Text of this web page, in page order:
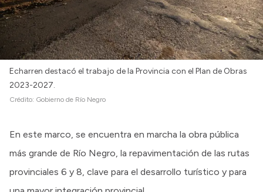
Echarren destacó el trabajo de la Provincia con el Plan de Obras
2023-2027.
Crédito: Gobierno de Río Negro
En este marco, se encuentra en marcha la obra pública
más grande de Río Negro, la repavimentación de las rutas
provinciales 6 y 8, clave para el desarrollo turístico y para